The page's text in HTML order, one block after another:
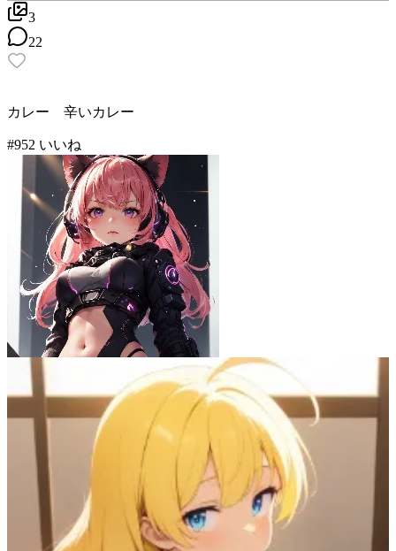
3
22
カレー 辛いカレー
#952 いいね
キョー(2代目)